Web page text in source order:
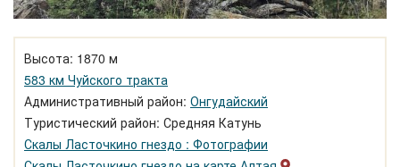
Высота: 1870 м
583 км Чуйского тракта
Административный район: Онгудайский
Туристический район: Средняя Катунь
Скалы Ласточкино гнездо : Фотографии